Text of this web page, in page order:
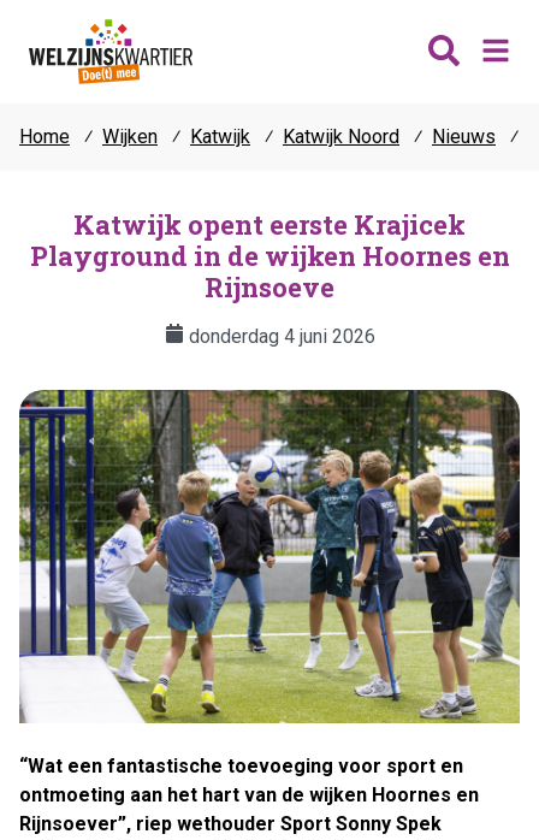
Lisse
Teylingen
Thema's
Vrijwilligers
Fit & vitaal
Mantelzorg
Verhuur
Home ⁄ Wijken ⁄ Katwijk ⁄ Katwijk Noord ⁄ Nieuws ⁄
Katwijk opent eerste Krajicek
Playground in de wijken Hoornes en
Rijnsoeve
donderdag 4 juni 2026
“Wat een fantastische toevoeging voor sport en
ontmoeting aan het hart van de wijken Hoornes en
Rijnsoever”, riep wethouder Sport Sonny Spek